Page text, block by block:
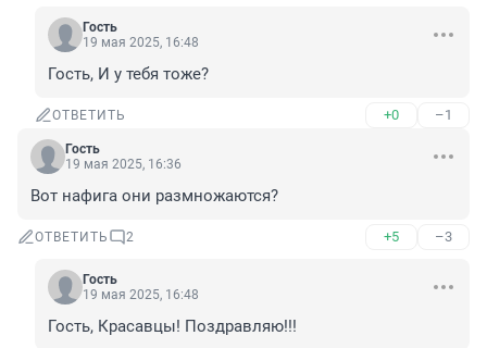
Гость
19 мая 2025, 16:48
Гость, И у тебя тоже?
ОТВЕТИТЬ +0 –1
Гость
19 мая 2025, 16:36
Вот нафига они размножаются?
ОТВЕТИТЬ 2 +5 –3
Гость
19 мая 2025, 16:48
Гость, Красавцы! Поздравляю!!!